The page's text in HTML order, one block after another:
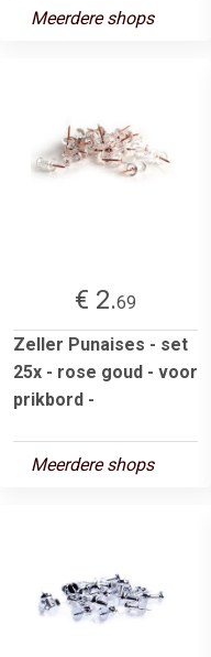
Meerdere shops
€ 2.69
Zeller Punaises - set
25x - rose goud - voor
prikbord -
Meerdere shops